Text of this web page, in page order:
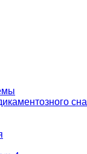
сна